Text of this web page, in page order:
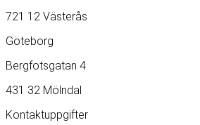
721 12 Västerås
Göteborg
Bergfotsgatan 4
431 32 Mölndal
Kontaktuppgifter